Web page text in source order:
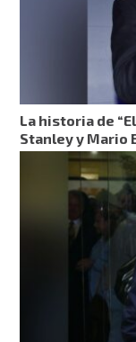
La historia de
Stanley y Mario